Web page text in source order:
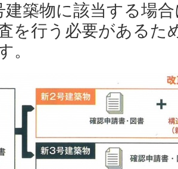
建築物に該当する場
を行う必要があるた
。